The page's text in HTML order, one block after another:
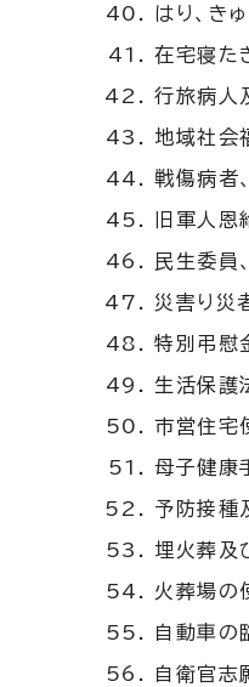
はり、き
在宅寝た
行旅病人
地域社会
戦傷病者
旧軍人恩
民生委員
災害り災
特別弔慰
生活保護
市営住宅
母子健康
予防接種
埋火葬及
火葬場の
自動車の
自衛官志